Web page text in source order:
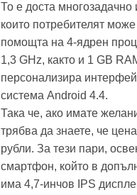
То е доста
които потребителят
помощта на 4-ядрен
1,3 GHz, както и 1 GB
персонализира
система Android 4.4.
Така че, ако имате
трябва да знаете, че
рубли. За тези пари,
смартфон, който в
има 4,7-инчов IPS